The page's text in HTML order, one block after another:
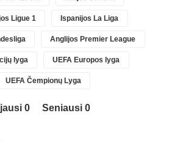
Ligue 1 Ispanijos La Liga
Anglijos Premier League
lyga UEFA Europos lyga
UEFA Čempionų Lyga
0
Seniausi 0